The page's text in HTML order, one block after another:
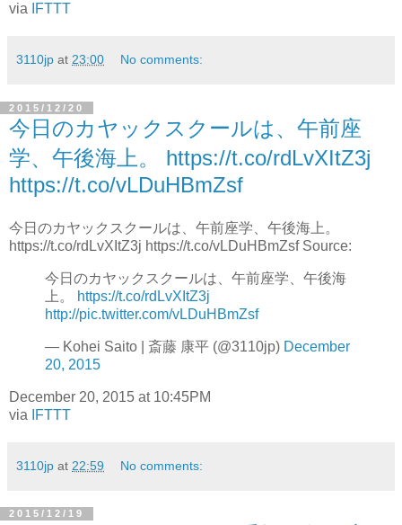
via
IFTTT
3110jp at 23:00 No comments:
2015/12/20
今日のカヤックスクールは、午前座
学、午後海上。 https://t.co/rdLvXItZ3j
https://t.co/vLDuHBmZsf
今日のカヤックスクールは、午前座学、午後海上。
https://t.co/rdLvXItZ3j https://t.co/vLDuHBmZsf Source:
今日のカヤックスクールは、午前座学、午後海
上。
https://t.co/rdLvXItZ3j
http://pic.twitter.com/vLDuHBmZsf
— Kohei Saito | 斎藤 康平 (@3110jp) December
20, 2015
December 20, 2015 at 10:45PM
via
IFTTT
3110jp at 22:59 No comments:
2015/12/19